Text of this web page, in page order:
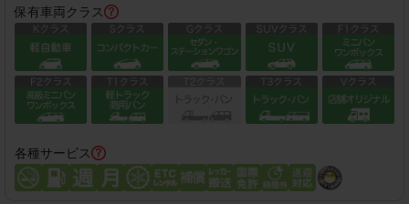
保有車両クラス
各種サービス